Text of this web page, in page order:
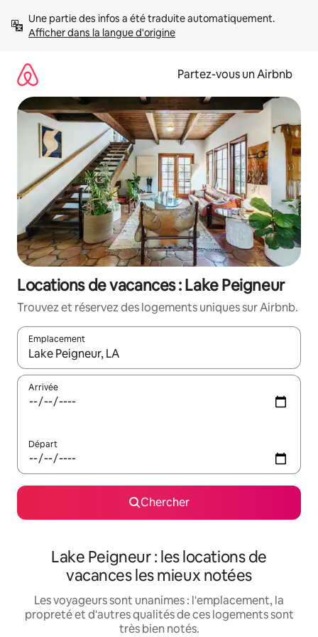
directement
Afficher dans la langue d'origine
Partez-vous un Airbnb
Locations de vacances : Lake Peigneur
Trouvez et réservez des logements uniques sur Airbnb.
Emplacement
Quand les résultats sont affichés, parcourez-les en utilisant
Arrivée
Départ
Chercher
Lake Peigneur : les locations de
vacances les mieux notées
Les voyageurs sont unanimes : l'emplacement, la
propreté et d'autres qualités de ces logements sont
très bien notés.